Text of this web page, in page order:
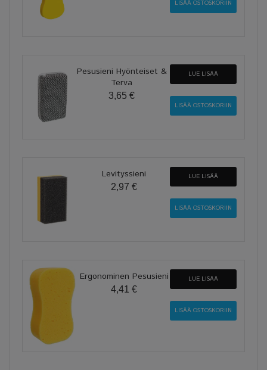
Pesusieni Hyönteiset &
Terva
3,65 €
LUE LISÄÄ
Levityssieni
2,97 €
LUE LISÄÄ
Ergonominen Pesusieni
4,41 €
LUE LISÄÄ